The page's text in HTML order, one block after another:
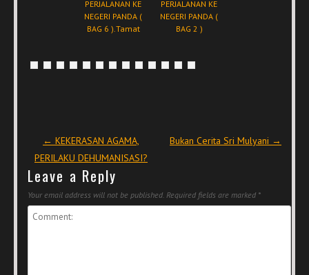
PERJALANAN KE
NEGERI PANDA (
BAG 6 ).Tamat
PERJALANAN KE
NEGERI PANDA (
BAG 2 )
Post navigation
← KEKERASAN AGAMA,
PERILAKU DEHUMANISASI?
Bukan Cerita Sri Mulyani →
Leave a Reply
Your email address will not be published. Required fields are marked *